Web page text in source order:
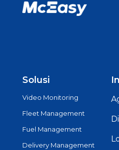
Solusi
Video Monitoring
Fleet Management
Fuel Management
Delivery Management